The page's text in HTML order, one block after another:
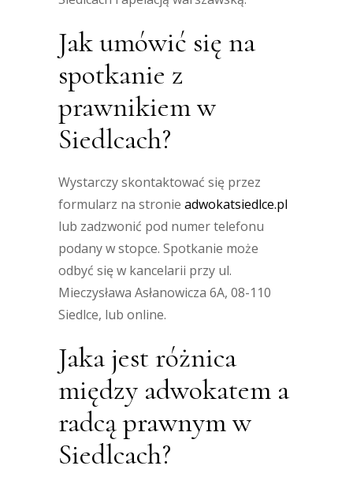
Jak umówić się na
spotkanie z
prawnikiem w
Siedlcach?
Wystarczy skontaktować się przez
formularz na stronie adwokatsiedlce.pl
lub zadzwonić pod numer telefonu
podany w stopce. Spotkanie może
odbyć się w kancelarii przy ul.
Mieczysława Asłanowicza 6A, 08-110
Siedlce, lub online.
Jaka jest różnica
między adwokatem a
radcą prawnym w
Siedlcach?